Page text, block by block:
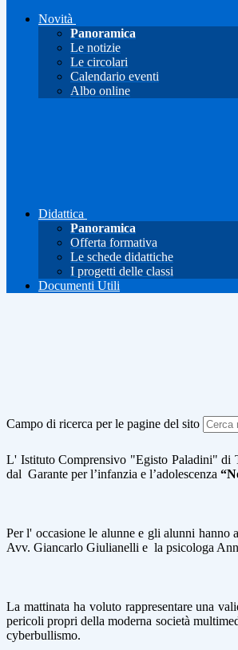
Novità
Panoramica
Le notizie
Le circolari
Calendario eventi
Albo online
Didattica
Panoramica
Offerta formativa
Le schede didattiche
I progetti delle classi
Documenti Utili
Campo di ricerca per le pagine del sito
L' Istituto Comprensivo "Egisto Paladini" di
dal Garante per l’infanzia e l’adolescenza
Per l' occasione le alunnee gli alunni hanno
Avv. Giancarlo Giulianelli e la psicologa
La mattinata ha voluto rappresentareuna
pericoli propri della moderna società
cyberbullismo.